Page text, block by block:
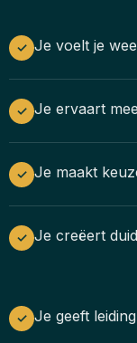
✓ Je voelt je
✓ Je ervaart
✓ Je maakt
✓ Je creëert
✓ Je geeft